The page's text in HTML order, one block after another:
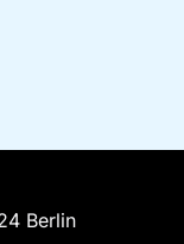
Berlin